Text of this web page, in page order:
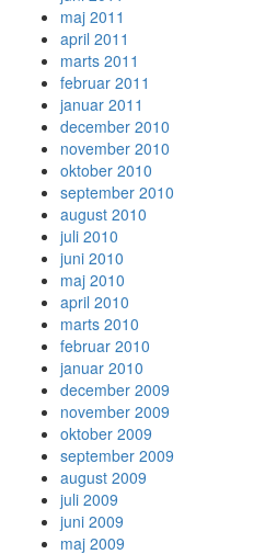
maj 2011
april 2011
marts 2011
februar 2011
januar 2011
december 2010
november 2010
oktober 2010
september 2010
august 2010
juli 2010
juni 2010
maj 2010
april 2010
marts 2010
februar 2010
januar 2010
december 2009
november 2009
oktober 2009
september 2009
august 2009
juli 2009
juni 2009
maj 2009